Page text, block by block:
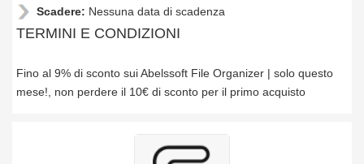
Scadere: Nessuna data di scadenza
TERMINI E CONDIZIONI
Fino al 9% di sconto sui Abelssoft File Organizer | solo questo
mese!, non perdere il 10€ di sconto per il primo acquisto